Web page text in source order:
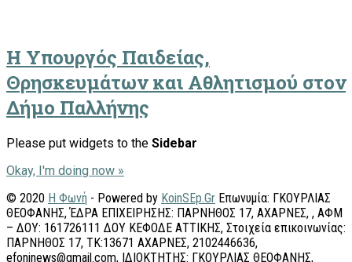
Η Υπουργός Παιδείας,
Θρησκευμάτων και Αθλητισμού στον
Δήμο Παλλήνης
Please put widgets to the Sidebar
Okay, I'm doing now »
© 2020 Η Φωνή - Powered by KoinSEp.Gr Επωνυμία: ΓΚΟΥΡΛΙΑΣ
ΘΕΟΦΑΝΗΣ, ΈΔΡΑ ΕΠΙΧΕΙΡΗΣΗΣ: ΠΑΡΝΗΘΟΣ 17, ΑΧΑΡΝΕΣ, , ΑΦΜ
– ΔΟΥ: 161726111 ΔΟΥ ΚΕΦΟΔΕ ΑΤΤΙΚΗΣ, Στοιχεία επικοινωνίας:
ΠΑΡΝΗΘΟΣ 17, ΤΚ:13671 ΑΧΑΡΝΕΣ, 2102446636,
efoninews@gmail.com, ΙΔΙΟΚΤΗΤΗΣ: ΓΚΟΥΡΛΙΑΣ ΘΕΟΦΑΝΗΣ,